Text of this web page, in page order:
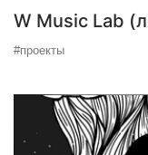
W Music Lab
#проекты